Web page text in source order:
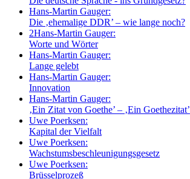
Hans-Martin Gauger:
Die ‚ehemalige DDR’ – wie lange noch?
2Hans-Martin Gauger:
Worte und Wörter
Hans-Martin Gauger:
Lange gelebt
Hans-Martin Gauger:
Innovation
Hans-Martin Gauger:
‚Ein Zitat von Goethe’ – ‚Ein Goethezitat’
Uwe Poerksen:
Kapital der Vielfalt
Uwe Poerksen:
Wachstumsbeschleunigungsgesetz
Uwe Poerksen:
Brüsselprozeß